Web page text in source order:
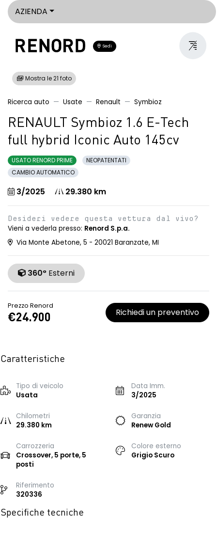
AZIENDA
Sedi
Mostra le 21 foto
Ricerca auto Usate Renault Symbioz
RENAULT Symbioz 1.6 E-Tech
full hybrid Iconic Auto 145cv
USATO RENORD PRIME
NEOPATENTATI
CAMBIO AUTOMATICO
3/2025 29.380 km
Desideri vedere questa vettura dal vivo?
Vieni a vederla presso: Renord S.p.a.
Via Monte Abetone, 5 - 20021 Baranzate, MI
360° Esterni
Prezzo Renord
€24.900 Richiedi un preventivo
Caratteristiche
Tipo di veicolo
Usata
Data Imm.
3/2025
Chilometri
29.380 km
Garanzia
Renew Gold
Carrozzeria
Crossover, 5 porte, 5
posti
Colore esterno
Grigio Scuro
Riferimento
320336
Specifiche tecniche